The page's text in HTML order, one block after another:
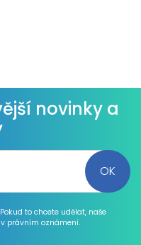
novinky a
to chcete udělat, naše
právním oznámení.